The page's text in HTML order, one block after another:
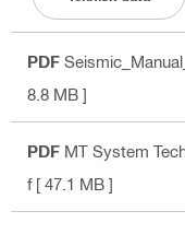
PDF
8.8 MB ]
PDF MT System
f[ 47.1 MB ]